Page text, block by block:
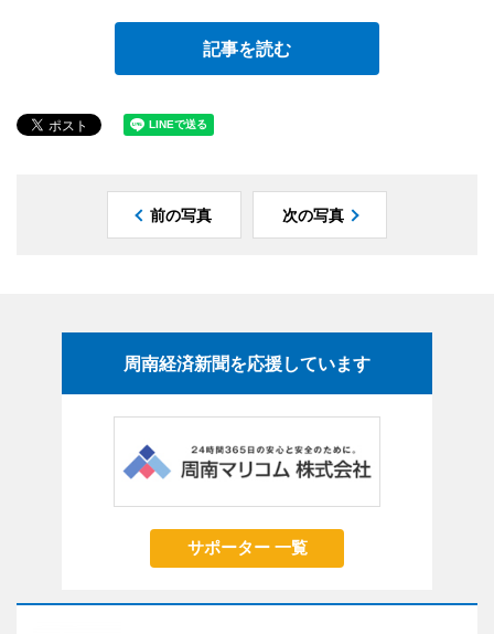
記事を読む
前の写真 次の写真
周南経済新聞を応援しています
サポーター 一覧